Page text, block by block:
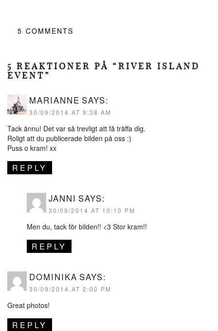
5 COMMENTS
5 REAKTIONER PÅ “RIVER ISLAND
EVENT”
MARIANNE SAYS:
30/09/2014 AT 9:38 AM
Tack ännu! Det var så trevligt att få träffa dig.
Roligt att du publicerade bilden på oss :)
Puss o kram! xx
REPLY
JANNI SAYS:
30/09/2014 AT 10:10 PM
Men du, tack för bilden!! <3 Stor kram!!
REPLY
DOMINIKA SAYS:
30/09/2014 AT 2:00 PM
Great photos!
REPLY